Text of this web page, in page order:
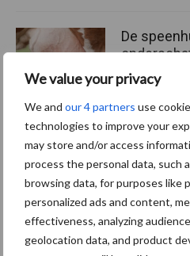
We value your privacy
We and our 4 partners use
technologies to improve your
may store and/or access
process the personal data, such
browsing data, for purposes like
personalized ads and content,
effectiveness, analyzing
geolocation data, and product
De
voor
markt